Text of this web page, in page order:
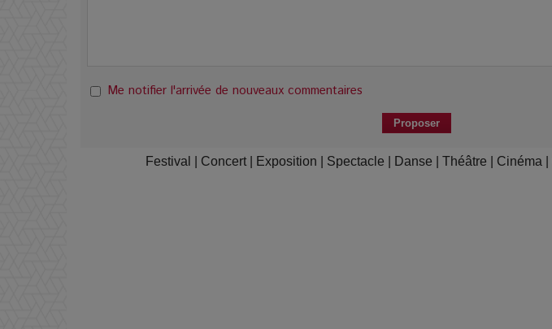
Me notifier l'arrivée de nouveaux commentaires
Festival Concert Exposition Spectacle Danse Théâtre Cinéma